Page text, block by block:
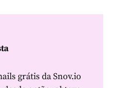
grátis da Snov.io